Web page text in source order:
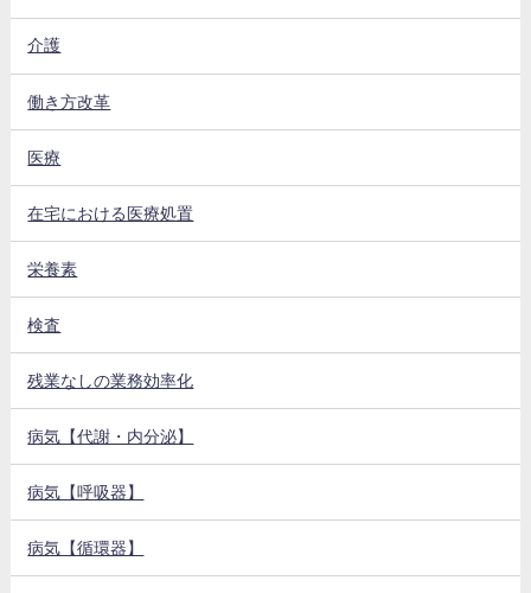
介護
働き方改革
医療
在宅における医療処置
栄養素
検査
残業なしの業務効率化
病気【代謝・内分泌】
病気【呼吸器】
病気【循環器】